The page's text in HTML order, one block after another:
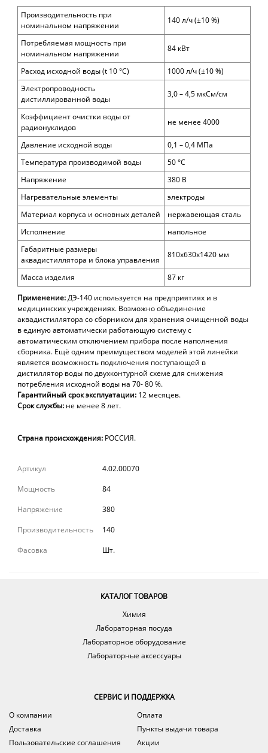
Производительность при
номинальном напряжении
140л/ч(±10 %)
Потребляемая мощность при
номинальном напряжении
84 кВт
Расход исходной воды (t 10 °C) 1000 л/ч (±10 %)
Электропроводность
дистиллированной воды
3,0 – 4,5 мкСм/см
Коэффициент очистки воды от
радионуклидов
не менее 4000
Давление исходной воды
0,1 – 0,4 МПа
Температура производимой воды
50 °С
Напряжение
380 В
Нагревательные элементы
электроды
Материал корпуса и основных деталей
нержавеющая сталь
Исполнение
напольное
Габаритные размеры
аквадистиллятора и блока управления
810х630х1420 мм
Масса изделия
87 кг
Применение:ДЭ-140 используется на предприятиях и в
медицинских учреждениях. Возможно объединение
аквадистиллятора со сборником для хранения очищенной воды
в единую автоматически работающую систему с
автоматическим отключением прибора после наполнения
сборника. Ещё одним преимуществом моделей этой линейки
является возможность подключения поступающей в
дистиллятор воды по двухконтурной схеме для снижения
потребления исходной воды на 70- 80 %.
Гарантийный срок эксплуатации: 12 месяцев.
Срок службы: не менее 8 лет.
Страна происхождения: РОССИЯ.
Артикул
4.02.00070
Мощность
84
Напряжение
380
Производительность
140
Фасовка
Шт.
КАТАЛОГ ТОВАРОВ
Химия
Лабораторная посуда
Лабораторное оборудование
Лабораторные аксессуары
СЕРВИС И ПОДДЕРЖКА
О компании
Оплата
Доставка
Пункты выдачи товара
Пользовательские соглашения
Акции